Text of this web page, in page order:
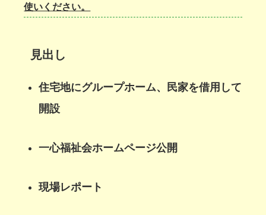
使いください。
見出し
住宅地にグループホーム、民家を借用して
開設
一心福祉会ホームページ公開
現場レポート